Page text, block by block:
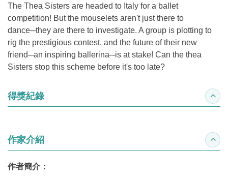
The Thea Sisters are headed to Italy for a ballet
competition! But the mouselets aren't just there to
dance─they are there to investigate. A group is plotting to
rig the prestigious contest, and the future of their new
friend─an inspiring ballerina─is at stake! Can the thea
Sisters stop this scheme before it's too late?
得獎紀錄 收合
作家介紹 收合
作者簡介：